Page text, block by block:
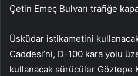
Çetin Emeç Bulvarı trafiğe
Üsküdar istikametini
Caddesi’ni, D-100 kara yolu
kullanacak sürücüler Göztepe